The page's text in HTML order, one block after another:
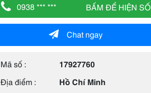
0938 *** *** BẤM ĐỂ HIỆN SỐ
Chat ngay
Mã số :
17927760
Địa điểm :
Hồ Chí Minh